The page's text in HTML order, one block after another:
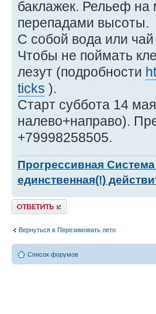
баклажек. Рельеф на
перепадами высоты.
С собой вода или
Чтобы не поймать
лезут (подробности
ticks ).
Старт суббота 14
налево+направо).
+79998258505.
Прогрессивная
единственная(!)
Ответить
Вернуться в Перезимовать лето
Список форумов